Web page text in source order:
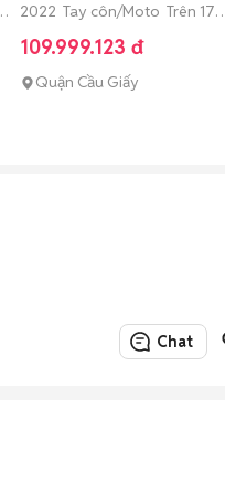
đep
2022 Tay côn/Moto Trên 175
cc Đã sử dụng
109.999.123 đ
Quận Cầu Giấy
Chat